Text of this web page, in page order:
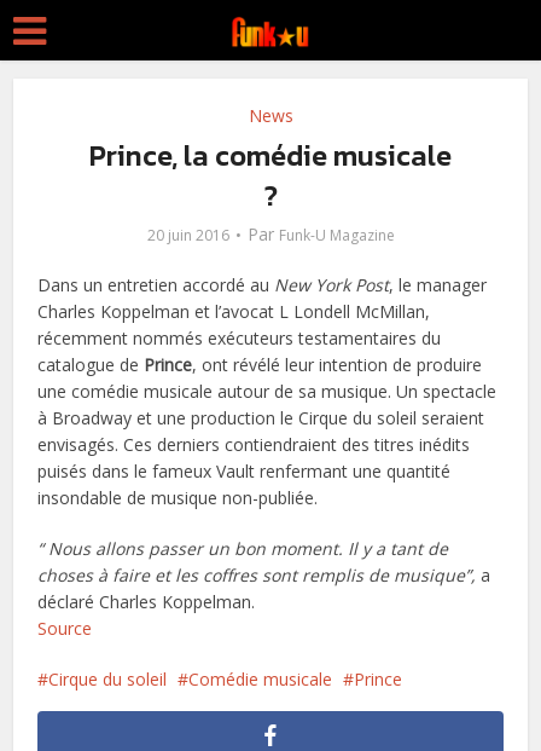
News
Prince, la comédie musicale
?
20 juin 2016 Par Funk-U Magazine
Dans un entretien accordé au New York Post, le manager
Charles Koppelman et l’avocat L Londell McMillan,
récemment nommés exécuteurs testamentaires du
catalogue de Prince, ont révélé leur intention de produire
une comédie musicale autour de sa musique. Un spectacle
à Broadway et une production le Cirque du soleil seraient
envisagés. Ces derniers contiendraient des titres inédits
puisés dans le fameux Vault renfermant une quantité
insondable de musique non-publiée.
“ Nous allons passer un bon moment. Il y a tant de
choses à faire et les coffres sont remplis de musique”, a
déclaré Charles Koppelman.
Source
Cirque du soleil Comédie musicale Prince